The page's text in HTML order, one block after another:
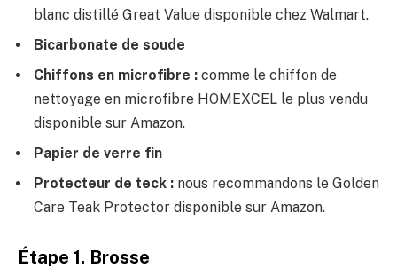
blanc distillé Great Value disponible chez Walmart.
Bicarbonate de soude
Chiffons en microfibre : comme le chiffon de
nettoyage en microfibre HOMEXCEL le plus vendu
disponible sur Amazon.
Papier de verre fin
Protecteur de teck : nous recommandons le Golden
Care Teak Protector disponible sur Amazon.
Étape 1. Brosse